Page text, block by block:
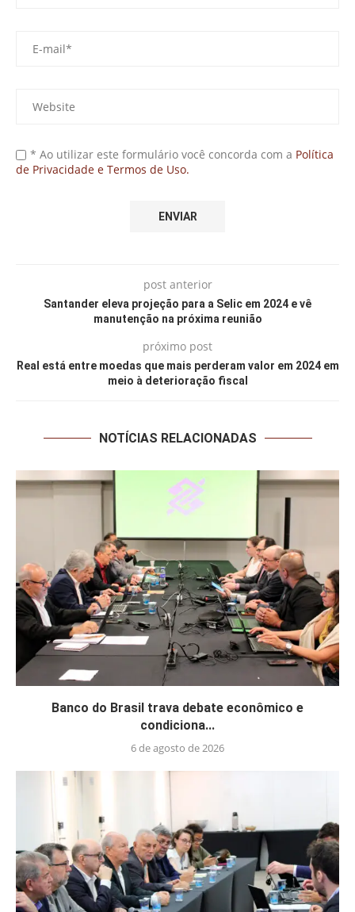
* Ao utilizar este formulário você concorda com a Política
de Privacidade e Termos de Uso.
post anterior
Santander eleva projeção para a Selic em 2024 e vê
manutenção na próxima reunião
próximo post
Real está entre moedas que mais perderam valor em 2024 em
meio à deterioração fiscal
NOTÍCIAS RELACIONADAS
Banco do Brasil trava debate econômico e
condiciona...
6 de agosto de 2026